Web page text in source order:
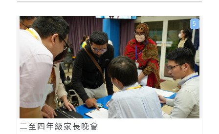
二至四年級家長晚會
5